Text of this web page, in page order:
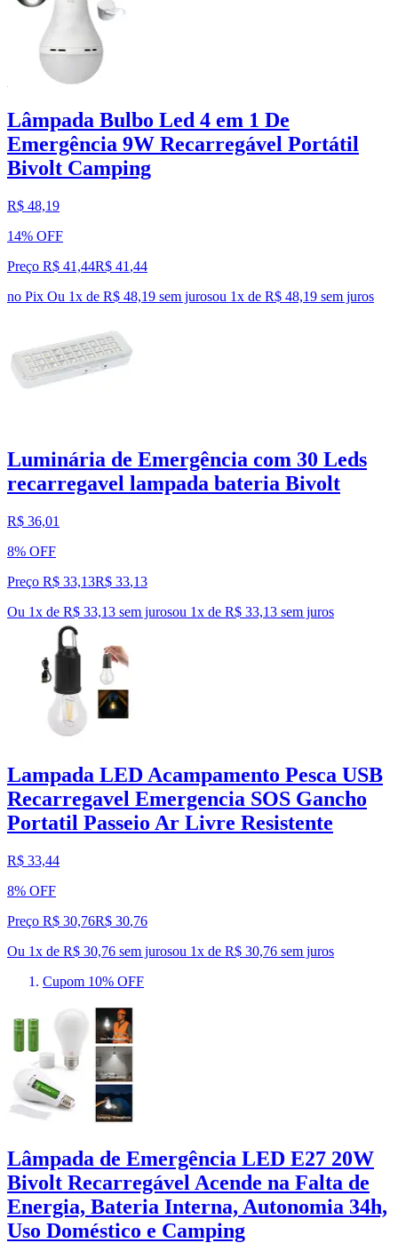
Lâmpada Bulbo Led 4 em 1 De
Emergência 9W Recarregável Portátil
Bivolt Camping
R$ 48,19
14% OFF
Preço R$ 41,44R$ 41 ,44
no Pix Ou 1x de R$ 48,19 sem jurosou 1x de R$ 48,19 sem juros
Luminária de Emergência com 30 Leds
recarregavel lampada bateria Bivolt
R$ 36,01
8% OFF
Preço R$ 33,13R$ 33,13
Ou 1x de R$ 33,13 sem jurosou 1x de R$ 33,13 sem juros
Lampada LED Acampamento Pesca USB
Recarregavel Emergencia SOS Gancho
Portatil Passeio Ar Livre Resistente
R$ 33,44
8% OFF
Preço R$ 30,76R$ 30,76
Ou 1x de R$ 30,76 sem jurosou 1x de R$ 30,76 sem juros
Cupom 10% OFF
Lâmpada de Emergência LED E27 20W
Bivolt Recarregável Acende na Falta de
Energia, Bateria Interna, Autonomia 34h,
Uso Doméstico e Camping